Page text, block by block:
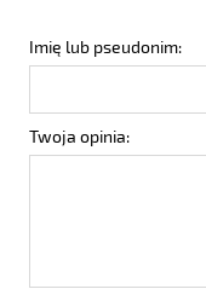
Imię lub pseudonim:
Twoja opinia: